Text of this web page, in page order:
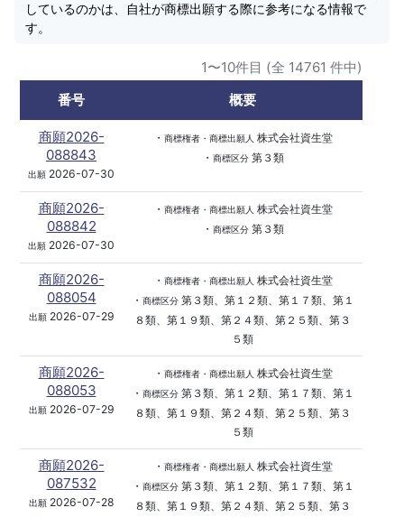
しているのかは、自社が商標出願する際に参考になる情報で
す。
1〜10件目 (全 14761 件中)
番号
概要
商願2026-
088843
出願 2026-07-30
・ 商標権者・商標出願人 株式会社資生堂
・ 商標区分第３類
商願2026-
088842
出願 2026-07-30
・ 商標権者・商標出願人 株式会社資生堂
・ 商標区分第３類
商願2026-
088054
出願2026-07-29
・ 商標権者・商標出願人 株式会社資生堂
・ 商標区分第３類、第１２類、第１７類、第１
８類、第１９類、第２４類、第２５類、第３
５類
商願2026-
088053
出願2026-07-29
・ 商標権者・商標出願人 株式会社資生堂
・ 商標区分第３類、第１２類、第１７類、第１
８類、第１９類、第２４類、第２５類、第３
５類
商願2026-
087532
出願2026-07-28
・ 商標権者・商標出願人 株式会社資生堂
・ 商標区分第３類、第１２類、第１７類、第１
８類、第１９類、第２４類、第２５類、第３